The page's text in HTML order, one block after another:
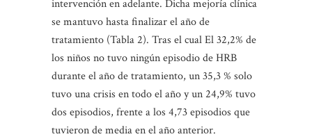
intervención en adelante. Dicha mejoría clínica
se mantuvo hasta finalizar el año de
tratamiento (Tabla 2). Tras el cual El 32,2% de
los niños no tuvo ningún episodio de HRB
durante el año de tratamiento, un 35,3 % solo
tuvo una crisis en todo el año y un 24,9% tuvo
dos episodios, frente a los 4,73 episodios que
tuvieron de media en el año anterior.